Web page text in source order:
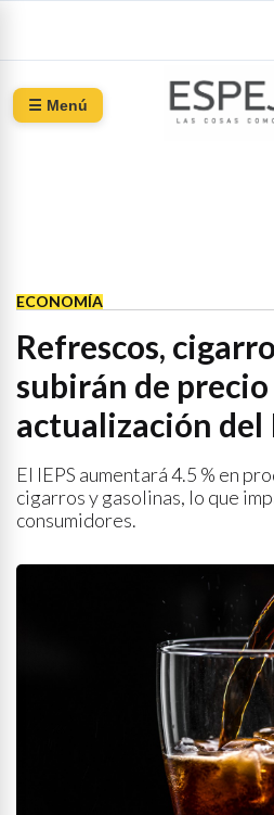
☰ Menú
ECONOMÍA
Refrescos,
subirán de
actualización del
El IEPS aumentará 4.5 % en
cigarros y gasolinas, lo que
consumidores.